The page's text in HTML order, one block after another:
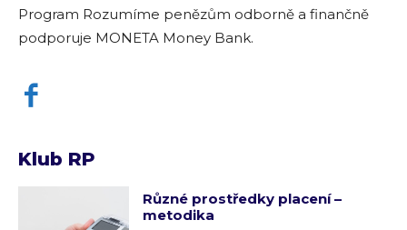
Program Rozumíme penězům odborně a finančně
podporuje MONETA Money Bank.
Klub RP
Různé prostředky placení –
metodika